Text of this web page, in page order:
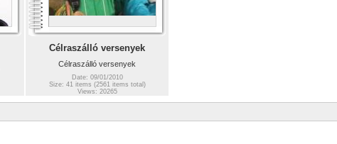
Célraszálló versenyek
Célraszálló versenyek
Date: 09/01/2010
Size: 41 items (2561 items total)
Views: 20265